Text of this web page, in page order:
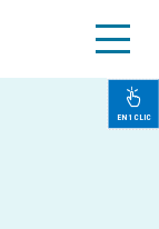
EN 1 CLIC